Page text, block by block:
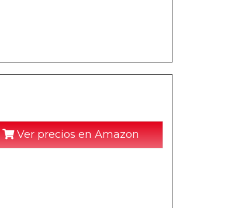
Ver precios en Amazon